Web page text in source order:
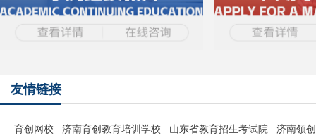
友情链接
育创网校 济南育创教育培训学校 山东省教育招生考试院
济南领